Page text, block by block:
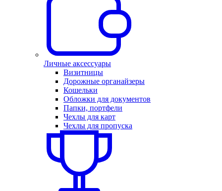
Личные аксессуары
Визитницы
Дорожные органайзеры
Кошельки
Обложки для документов
Папки, портфели
Чехлы для карт
Чехлы для пропуска